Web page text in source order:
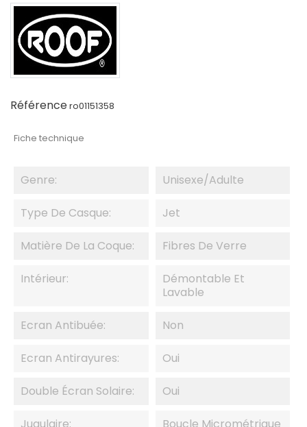
Référencero01151358
Fiche technique
Genre: Unisexe/adulte
Type De Casque: Jet
Matière De La Coque: Fibres De Verre
Intérieur:
Démontable Et
Lavable
Ecran Antibuée: Non
Ecran Antirayures: Oui
Double Écran Solaire: Oui
Jugulaire: Boucle Micrométrique